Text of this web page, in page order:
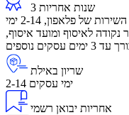
3 שנות אחריות
אפשרות לשריון מוצר זה באילת בכל מרכזי השירות של פלאפון, 2-14 ימי
לאיסוף ומועד איסוף,
שריון באילת
2-14 ימי עסקים
אחריות יבואן רשמי